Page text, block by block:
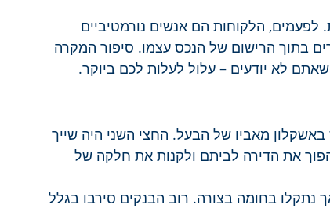
הלקוחות הם אנשים נורמטיביים
בתוך הרישום של הנכס עצמו. סיפור המקרה
לא יודעים – עלול לעלות לכם ביוקר.
מאביו של הבעל. החצי השני היה שייך
את הדירה לביתם ולקנות את חלקה של
בחומה בצורה. רוב הבנקים סירבו בגלל